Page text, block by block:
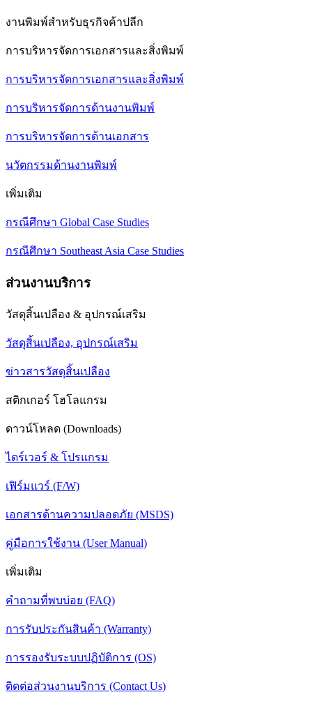
งานพิมพ์สำหรับธุรกิจค้าปลีก
การบริหารจัดการเอกสารและสิ่งพิมพ์
การบริหารจัดการเอกสารและสิ่งพิมพ์
การบริหารจัดการด้านงานพิมพ์
การบริหารจัดการด้านเอกสาร
นวัตกรรมด้านงานพิมพ์
เพิ่มเติม
กรณีศึกษา Global Case Studies
กรณีศึกษา Southeast Asia Case Studies
ส่วนงานบริการ
วัสดุสิ้นเปลือง & อุปกรณ์เสริม
วัสดุสิ้นเปลือง, อุปกรณ์เสริม
ข่าวสารวัสดุสิ้นเปลือง
สติกเกอร์ โฮโลแกรม
ดาวน์โหลด (Downloads)
ไดร์เวอร์ & โปรแกรม
เฟิร์มแวร์ (F/W)
เอกสารด้านความปลอดภัย (MSDS)
คู่มือการใช้งาน (User Manual)
เพิ่มเติม
คำถามที่พบบ่อย (FAQ)
การรับประกันสินค้า (Warranty)
การรองรับระบบปฏิบัติการ (OS)
ติดต่อส่วนงานบริการ (Contact Us)